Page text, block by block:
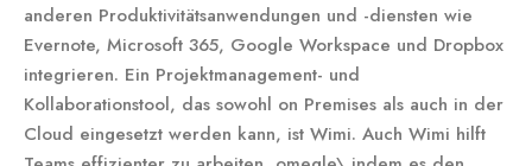
anderen Produktivitätsanwendungen und -diensten wie
Evernote, Microsoft 365, Google Workspace und Dropbox
integrieren. Ein Projektmanagement- und
Kollaborationstool, das sowohl on Premises als auch in der
Cloud eingesetzt werden kann, ist Wimi. Auch Wimi hilft